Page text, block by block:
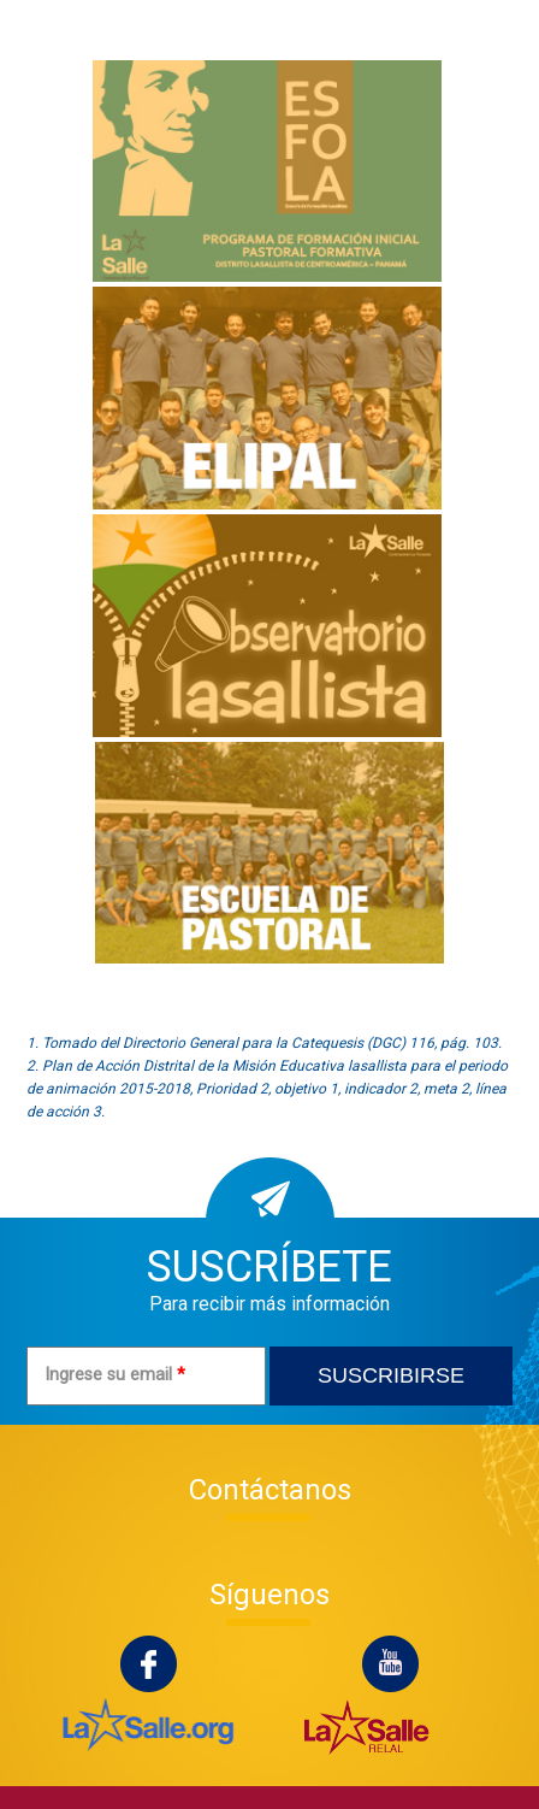
1. Tomado del Directorio General para la Catequesis (DGC) 116, pág. 103.
2. Plan de Acción Distrital de la Misión Educativa lasallista para el periodo
de animación 2015-2018, Prioridad 2, objetivo 1, indicador 2, meta 2, línea
de acción 3.
SUSCRÍBETE
Para recibir más información
Ingrese su email*
Contáctanos
Síguenos